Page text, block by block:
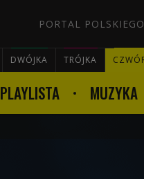
PORTAL
DWÓJKA TRÓJKA
PLAYLISTA MUZYKA